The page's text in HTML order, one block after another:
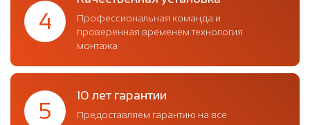
4
Профессиональная команда и
проверенная временем технология
монтажа
5
10 лет гарантии
Предоставляем гарантию на все